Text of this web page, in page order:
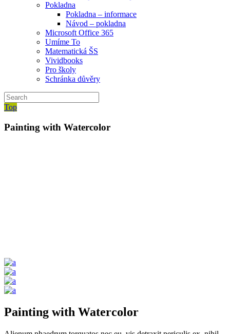
Pokladna
Pokladna – informace
Návod – pokladna
Microsoft Office 365
Umíme To
Matematická ŠS
Vividbooks
Pro školy
Schránka důvěry
Top
Painting with Watercolor
Painting with Watercolor